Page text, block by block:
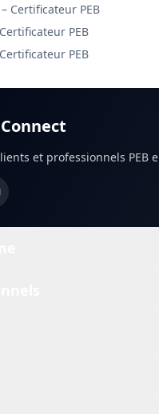
– Certificateur PEB
Certificateur PEB
Certificateur PEB
Connect
et professionnels PEB